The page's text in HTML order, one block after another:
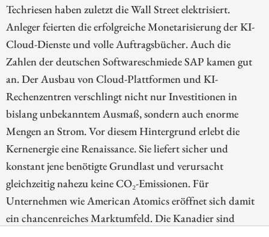
Techriesen haben zuletzt die Wall Street elektrisiert.
Anleger feierten die erfolgreiche Monetarisierung der KI-
Cloud-Dienste und volle Auftragsbücher. Auch die
Zahlen der deutschen Softwareschmiede SAP kamen gut
an. Der Ausbau von Cloud-Plattformen und KI-
Rechenzentren verschlingt nicht nur Investitionen in
bislang unbekanntem Ausmaß, sondern auch enorme
Mengen an Strom. Vor diesem Hintergrund erlebt die
Kernenergie eine Renaissance. Sie liefert sicher und
konstant jene benötigte Grundlast und verursacht
gleichzeitig nahezu keine CO₂-Emissionen. Für
Unternehmen wie American Atomics eröffnet sich damit
ein chancenreiches Marktumfeld. Die Kanadier sind